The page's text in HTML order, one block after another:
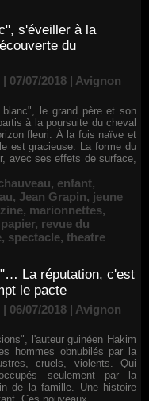
s'éveiller à la
du
07/07/2018 | Avignon
blanc", le grand père et son
à la poursuite du cheval
fleuri. À la fois naïve et
est gracieuse. La forme du
avec ses effets de surface,
, enfant,
, Jean Grapin, jeune
, marionnettes,
papier, revue du
, spectacle, theatre
La réputation, c'est
le pacte
06/07/2018 | Avignon
l'auteur guinéen Hakim
hommes obnubilés par la
cruels, violents. Qui
seulement par la
de la famille. Une histoire